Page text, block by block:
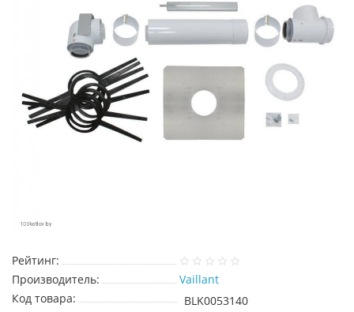
Рейтинг:
Производитель:
Vaillant
Код товара:
BLK0053140